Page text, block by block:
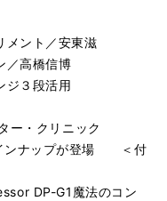
ント／安東滋
／高橋信博
ジ３段活用
・クリニック
ンナップが登場 ＜付
DP-G1魔法のコン